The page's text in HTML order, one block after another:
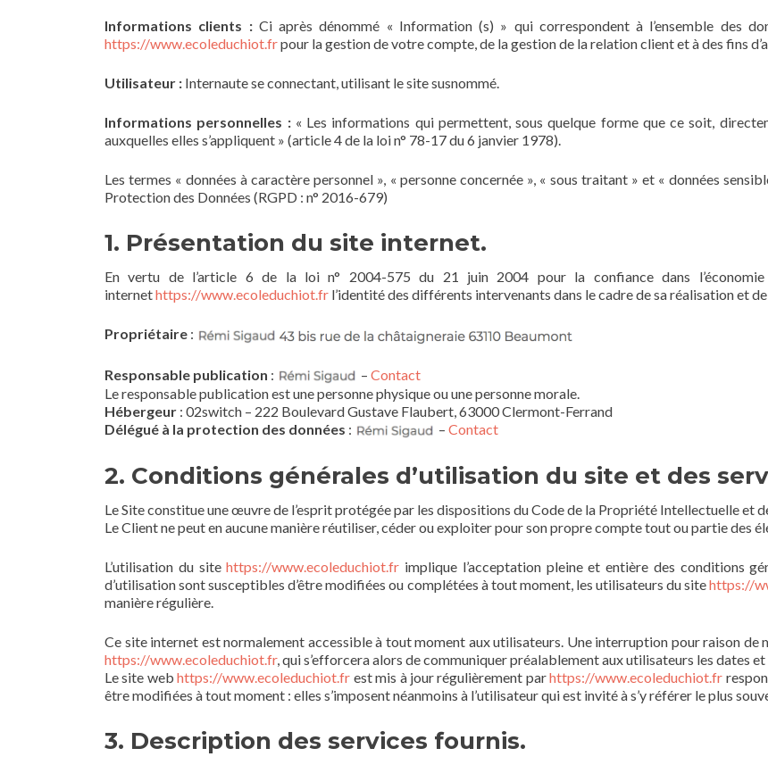
Informations clients :Ci après dénommé « Information (s) » qui correspondent à l’ensemble des
https://www.ecoleduchiot.frpour la gestion de votre compte, de la gestion de la relation client et à des fins
Utilisateur : Internaute se connectant, utilisant le site susnommé.
Informations personnelles :« Les informations qui permettent, sous quelque forme que ce soit,
auxquelles elles s’appliquent » (article 4 de la loi n° 78-17 du 6 janvier 1978).
Les termes « données à caractère personnel », « personne concernée », « sous traitant » et « données
Protection des Données (RGPD : n° 2016-679)
1. Présentation du site internet.
En vertu de l’article 6 de la loi n° 2004-575 du 21 juin 2004 pour la confiance dans
internethttps://www.ecoleduchiot.fr l’identité des différents intervenants dans le cadre de sa réalisation et
Propriétaire :
Responsable publication : – Contact
Le responsable publication est une personne physique ou une personne morale.
Hébergeur : 02switch – 222 Boulevard Gustave Flaubert, 63000 Clermont-Ferrand
Délégué à la protection des données : – Contact
2. Conditions générales d’utilisation du site et des
Le Site constitue une œuvre de l’esprit protégée par les dispositions du Code de la Propriété Intellectuelle et
Le Client ne peut en aucune manière réutiliser, céder ou exploiter pour son propre compte tout ou partie des
L’utilisation du sitehttps://www.ecoleduchiot.fr implique l’acceptation pleine et entière des conditions
d’utilisation sont susceptibles d’être modifiées ou complétées à tout moment, les utilisateurs du sitehttps://
manière régulière.
Ce site internet est normalement accessible à tout moment aux utilisateurs. Une interruption pour raison
https://www.ecoleduchiot.fr, qui s’efforcera alors de communiquer préalablement aux utilisateurs les dates
Le site webhttps://www.ecoleduchiot.fr est mis à jour régulièrement parhttps://www.ecoleduchiot.fr
être modifiées à tout moment : elles s’imposent néanmoins à l’utilisateur qui est invité à s’y référer le plus
3. Description des services fournis.